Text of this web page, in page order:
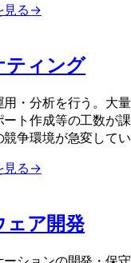
る →
ティング
用・分析を行う。大
ト作成等の工数が
争環境が急変してい
る →
ェア開発